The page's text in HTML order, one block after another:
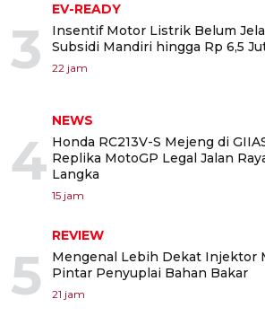
3
EV-READY
Insentif Motor Listrik Belum
Subsidi Mandiri hingga Rp 6,5
22 jam
4
NEWS
Honda RC213V-S Mejeng di
Replika MotoGP Legal Jalan
Langka
15 jam
5
REVIEW
Mengenal Lebih Dekat Injektor
Pintar Penyuplai Bahan Bakar
21 jam